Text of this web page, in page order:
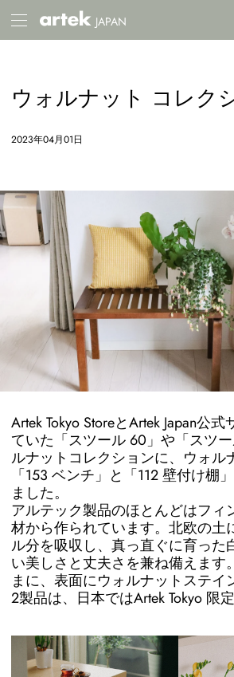
JAPAN
ウォルナット コレク
2023年04月01日
Artek Tokyo StoreとArtek Japan公
ていた「スツール 60」や「スツ
ルナットコレクションに、ウォル
「153 ベンチ」と「112 壁付け棚
ました。
アルテック製品のほとんどはフィ
材から作られています。北欧の土
ル分を吸収し、真っ直ぐに育った
い美しさと丈夫さを兼ね備えます
まに、表面にウォルナットステイ
2製品は、日本ではArtek Tokyo 限